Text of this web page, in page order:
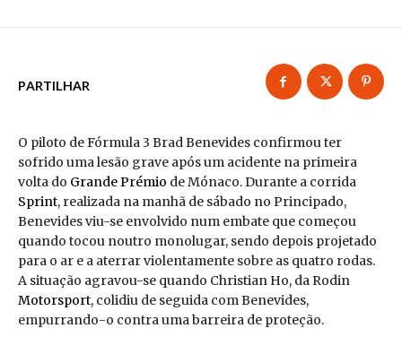
PARTILHAR
O piloto de Fórmula 3 Brad Benevides confirmou ter
sofrido uma lesão grave após um acidente na primeira
volta do Grande Prémio de Mónaco. Durante a corrida
Sprint, realizada na manhã de sábado no Principado,
Benevides viu-se envolvido num embate que começou
quando tocou noutro monolugar, sendo depois projetado
para o ar e a aterrar violentamente sobre as quatro rodas.
A situação agravou-se quando Christian Ho, da Rodin
Motorsport, colidiu de seguida com Benevides,
empurrando-o contra uma barreira de proteção.